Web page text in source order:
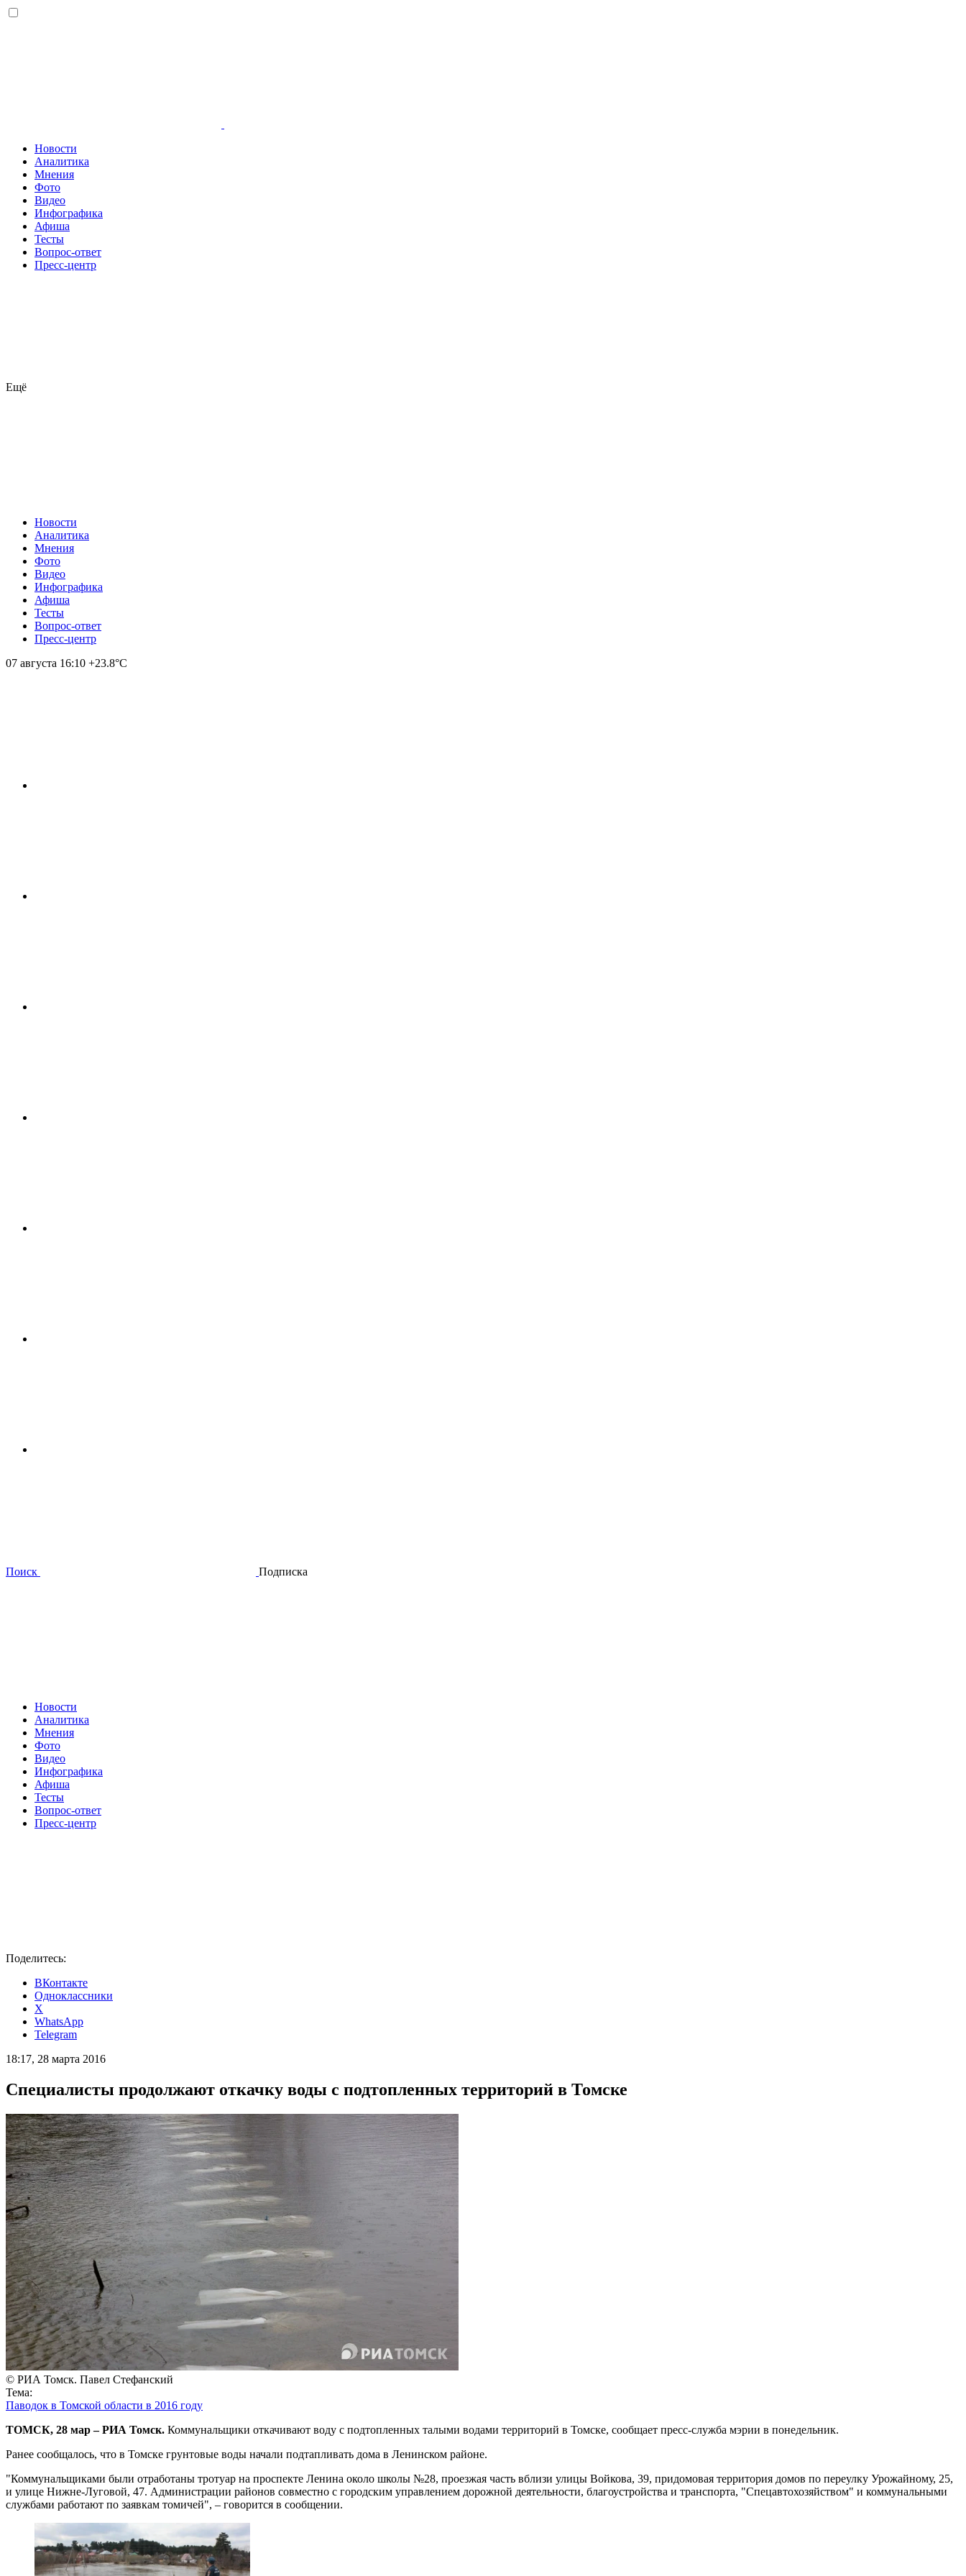
Новости
Аналитика
Мнения
Фото
Видео
Инфографика
Афиша
Тесты
Вопрос-ответ
Пресс-центр
Ещё
Новости
Аналитика
Мнения
Фото
Видео
Инфографика
Афиша
Тесты
Вопрос-ответ
Пресс-центр
07 августа 16:10 +23.8°С
Поиск Подписка
Новости
Аналитика
Мнения
Фото
Видео
Инфографика
Афиша
Тесты
Вопрос-ответ
Пресс-центр
Поделитесь:
ВКонтакте
Одноклассники
X
WhatsApp
Telegram
18:17, 28 марта 2016
Специалисты продолжают откачку воды с подтопленных территорий в Томске
© РИА Томск. Павел Стефанский
Тема:
Паводок в Томской области в 2016 году
ТОМСК, 28 мар – РИА Томск. Коммунальщики откачивают воду с подтопленных талыми водами территорий в Томске, сообщает пресс-служба мэрии в понедельник.
Ранее сообщалось, что в Томске грунтовые воды начали подтапливать дома в Ленинском районе.
"Коммунальщиками были отработаны тротуар на проспекте Ленина около школы №28, проезжая часть вблизи улицы Войкова, 39, придомовая территория домов по переулку Урожайному, 25,
и улице Нижне-Луговой, 47. Администрации районов совместно с городским управлением дорожной деятельности, благоустройства и транспорта, "Спецавтохозяйством" и коммунальными
службами работают по заявкам томичей", – говорится в сообщении.